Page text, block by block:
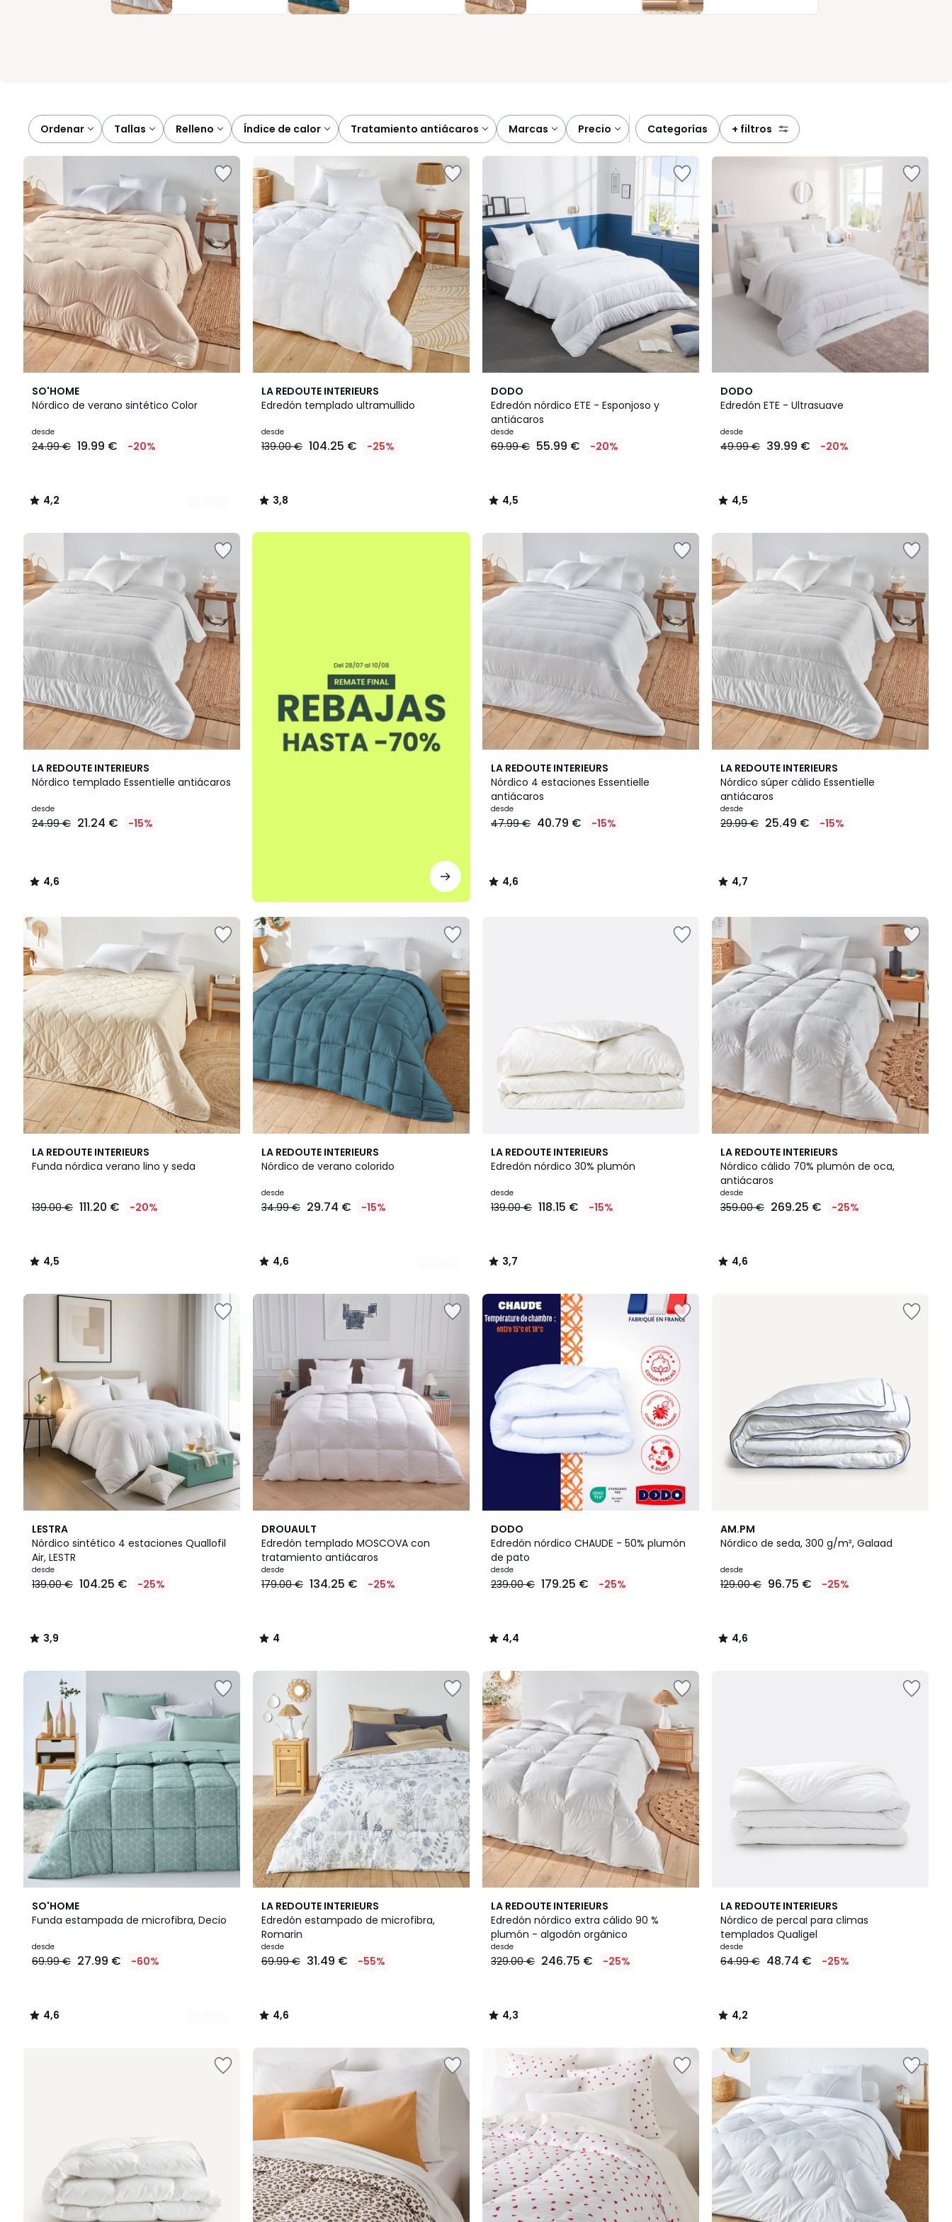
agradable al tacto para ganar confort desde la primera noche.
Ordenar tallas relleno índice de calor tratamiento antiácaros marcas precio categorías + filtros
SO'HOME
Nórdico de verano sintético Color
Precio
a
€
lugar
24.99
€
20%
descuento
desde
24.99 € 19.99 € -20%
4,2
/ 5
3
Colores
4,2
/
LA REDOUTE INTERIEURS
Edredón templado ultramullido
desde
139.00 € 104.25 € -25%
3,8
/ 5
3,8
/
DODO
Edredón nórdico ETE - Esponjoso y
antiácaros
desde
69.99 € 55.99 € -20%
4,5
/ 5
4,5
/
DODO
Edredón ETE - Ultrasuave
desde
49.99 € 39.99 € -20%
4,5
/ 5
4,5
/
LA REDOUTE INTERIEURS
Nórdico templado Essentielle antiácaros
desde
24.99 € 21.24 € -15%
4,6
/ 5
4,6
/
.
LA REDOUTE INTERIEURS
Nórdico 4 estaciones Essentielle
antiácaros
desde
47.99 € 40.79 € -15%
4,6
/ 5
4,6
/
LA REDOUTE INTERIEURS
Nórdico súper cálido Essentielle
antiácaros
desde
29.99 € 25.49 € -15%
4,7
/ 5
4,7
/
LA REDOUTE INTERIEURS
Funda nórdica verano lino y seda
139.00 € 111.20 € -20%
4,5
/ 5
4,5
/
LA REDOUTE INTERIEURS
Nórdico de verano colorido
desde
34.99 € 29.74 € -15%
4,6
/ 5
6
Colores
4,6
/
LA REDOUTE INTERIEURS
Edredón nórdico 30% plumón
desde
139.00 € 118.15 € -15%
3,7
/ 5
3,7
/
LA REDOUTE INTERIEURS
Nórdico cálido 70% plumón de oca,
antiácaros
desde
359.00 € 269.25 € -25%
4,6
/ 5
4,6
/
LESTRA
Nórdico sintético 4 estaciones Quallofil
Air, LESTR
desde
139.00 € 104.25 € -25%
3,9
/ 5
3,9
/
DROUAULT
Edredón templado MOSCOVA con
tratamiento antiácaros
desde
179.00 € 134.25 € -25%
4
/
5
4
/
DODO
Edredón nórdico CHAUDE - 50% plumón
de pato
desde
239.00 € 179.25 € -25%
4,4
/ 5
4,4
/
AM.PM
Nórdico de seda, 300 g/m², Galaad
desde
129.00 € 96.75 € -25%
4,6
/ 5
4,6
/
SO'HOME
Funda estampada de microfibra, Decio
desde
69.99 € 27.99 € -60%
4,6
/ 5
3
Colores
4,6
/
LA REDOUTE INTERIEURS
Edredón estampado de microfibra,
Romarin
desde
69.99 € 31.49 € -55%
4,6
/ 5
4,6
/
LA REDOUTE INTERIEURS
Edredón nórdico extra cálido 90 %
plumón - algodón orgánico
desde
329.00 € 246.75 € -25%
4,3
/ 5
4,3
/
LA REDOUTE INTERIEURS
Nórdico de percal para climas
templados Qualigel
desde
64.99 € 48.74 € -25%
4,2
/ 5
4,2
/